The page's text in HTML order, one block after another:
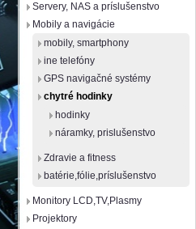
Servery, NAS a príslušenstvo
Mobily a navigácie
mobily, smartphony
ine telefóny
GPS navigačné systémy
chytré hodinky
hodinky
náramky, prislušenstvo
Zdravie a fitness
batérie,fólie,príslušenstvo
Monitory LCD,TV,Plasmy
Projektory